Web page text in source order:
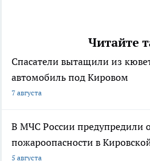
Читайте
Спасатели вытащили из
автомобиль под Кировом
7 августа
В МЧС России предупредили
пожароопасности в
5 августа